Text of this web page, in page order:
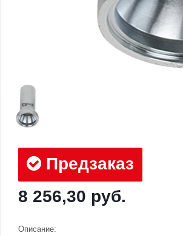
Предзаказ
8 256,30 руб.
Описание: